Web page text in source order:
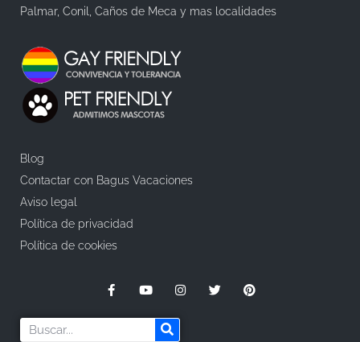
Palmar, Conil, Caños de Meca y mas localidades
Blog
Contactar con Bagus Vacaciones
Aviso legal
Política de privacidad
Política de cookies